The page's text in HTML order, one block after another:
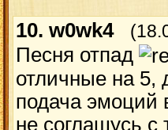
10. w0wk4
Песня отпад
отличные на 5,
подача эмоций
не соглашусь с